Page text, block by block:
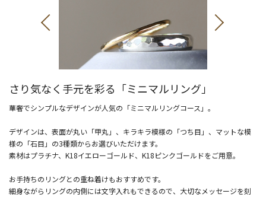
さり気なく手元を彩る「ミニマルリング」
華奢でシンプルなデザインが人気の「ミニマルリングコース」。
デザインは、表面が丸い「甲丸」、キラキラ模様の「つち目」、マットな模
様の「石目」の3種類からお選びいただけます。
素材はプラチナ、K18イエローゴールド、K18ピンクゴールドをご用意。
お手持ちのリングとの重ね着けもおすすめです。
細身ながらリングの内側には文字入れもできるので、大切なメッセージを刻